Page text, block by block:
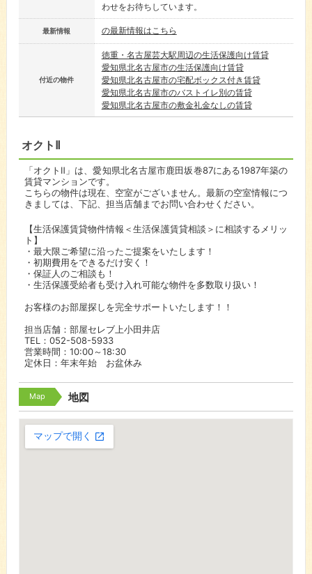
わせをお待ちしています。
最新情報 の最新情報はこちら
付近の物件
徳重・名古屋芸大駅周辺の生活保護向け賃貸
愛知県北名古屋市の生活保護向け賃貸
愛知県北名古屋市の宅配ボックス付き賃貸
愛知県北名古屋市のバストイレ別の賃貸
愛知県北名古屋市の敷金礼金なしの賃貸
オクトⅡ
「オクトⅡ」は、愛知県北名古屋市鹿田坂巻87にある1987年築の
賃貸マンションです。
こちらの物件は現在、空室がございません。最新の空室情報につ
きましては、下記、担当店舗までお問い合わせください。
【生活保護賃貸物件情報＜生活保護賃貸相談＞に相談するメリッ
ト】
・最大限ご希望に沿ったご提案をいたします！
・初期費用をできるだけ安く！
・保証人のご相談も！
・生活保護受給者も受け入れ可能な物件を多数取り扱い！
お客様のお部屋探しを完全サポートいたします！！
担当店舗：部屋セレブ上小田井店
TEL：052-508-5933
営業時間：10:00～18:30
定休日：年末年始 お盆休み
Map 地図